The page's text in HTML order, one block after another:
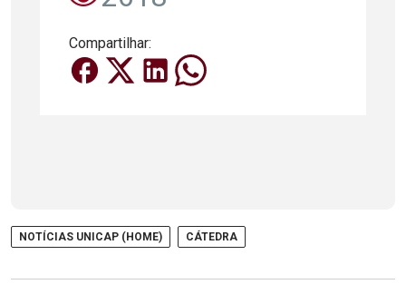
Compartilhar:
NOTÍCIAS UNICAP (HOME) CÁTEDRA